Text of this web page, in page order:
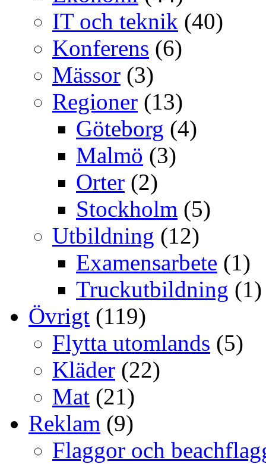
IT och teknik (40)
Konferens (6)
Mässor (3)
Regioner (13)
Göteborg (4)
Malmö (3)
Orter (2)
Stockholm (5)
Utbildning (12)
Examensarbete (1)
Truckutbildning (1)
Övrigt (119)
Flytta utomlands (5)
Kläder (22)
Mat (21)
Reklam (9)
Flaggor och